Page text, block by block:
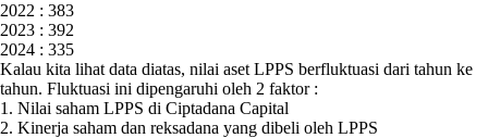
2022 : 383
2023 : 392
2024 : 335
Kalau kita lihat data diatas, nilai aset LPPS berfluktuasi dari tahun ke
tahun. Fluktuasi ini dipengaruhi oleh 2 faktor :
1. Nilai saham LPPS di Ciptadana Capital
2. Kinerja saham dan reksadana yang dibeli oleh LPPS